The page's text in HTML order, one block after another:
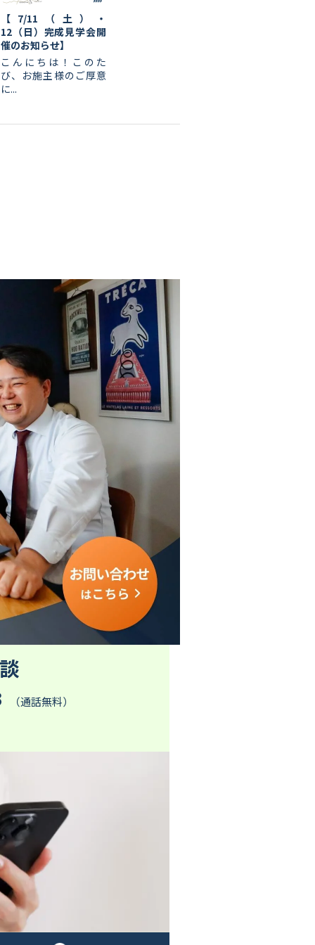
【7/11（土）・
12（日）完成見学会開
催のお知らせ】
こんにちは！このた
び、お施主様のご厚意
に...
（通話無料）